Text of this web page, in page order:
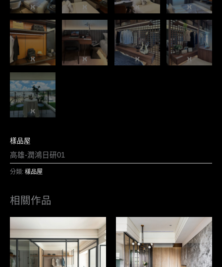
樣品屋
高雄-潤鴻日研01
分類: 樣品屋
相關作品